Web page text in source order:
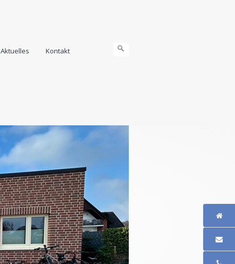
Aktuelles Kontakt